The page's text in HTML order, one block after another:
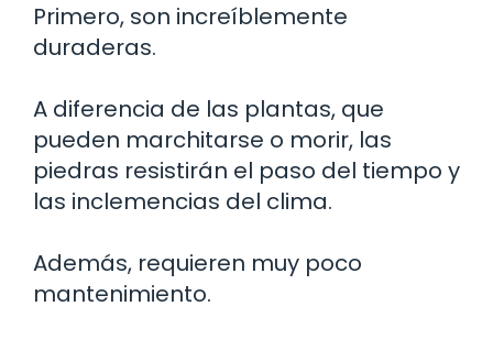
Primero, son increíblemente
duraderas.
A diferencia de las plantas, que
pueden marchitarse o morir, las
piedras resistirán el paso del tiempo y
las inclemencias del clima.
Además, requieren muy poco
mantenimiento.